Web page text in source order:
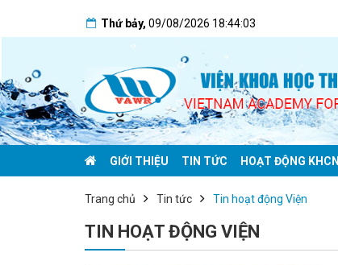
Thứ bảy, 09/08/2026 18:44:04
GIỚI THIỆU TIN TỨC HOẠT ĐỘNG KHCN
Trang chủ Tin tức Tin hoạt động Viện
TIN HOẠT ĐỘNG VIỆN